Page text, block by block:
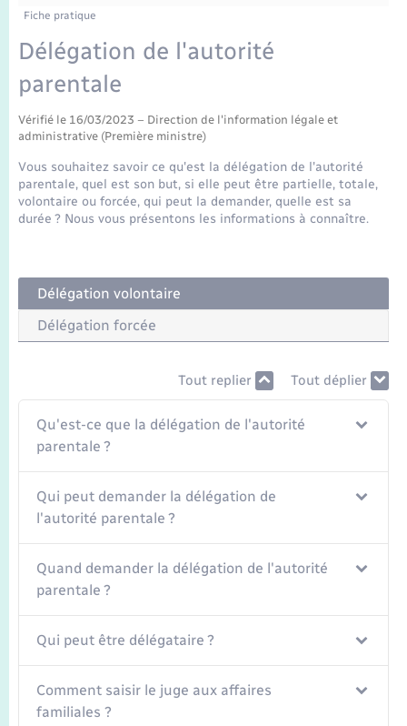
Etat-civil - Papiers - Citoyenneté
Mariage – PACS
Parrainage civil
Recensement
Loisirs
Nouvel habitant
Organisation d’événement
Transports scolaires
Voirie et espace public
Travaux - Autorisation d’occupation de l’espace
Compétences
Plan interactif
Présentation de la commune
Publications
Fiche pratique
Délégation de l'autorité
parentale
Vérifié le 16/03/2023 – Direction de l'information légale et
administrative (Première ministre)
Vous souhaitez savoir ce qu'est la délégation de l'autorité
parentale, quel est son but, si elle peut être partielle, totale,
volontaire ou forcée, qui peut la demander, quelle est sa
durée ? Nous vous présentons les informations à connaître.
Délégation volontaire
Délégation forcée
Tout replier Tout déplier
Qu'est-ce que la délégation de l'autorité
parentale ?
Qui peut demander la délégation de
l'autorité parentale ?
Quand demander la délégation de l'autorité
parentale ?
Qui peut être délégataire ?
Comment saisir le juge aux affaires
familiales ?